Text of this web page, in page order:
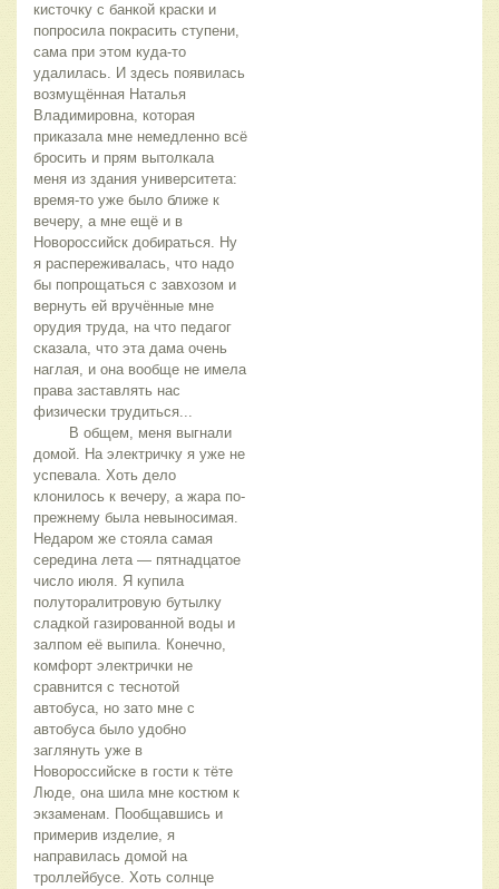
кисточку с банкой краски и
попросила покрасить ступени,
сама при этом куда-то
удалилась. И здесь появилась
возмущённая Наталья
Владимировна, которая
приказала мне немедленно всё
бросить и прям вытолкала
меня из здания университета:
время-то уже было ближе к
вечеру, а мне ещё и в
Новороссийск добираться. Ну
я распереживалась, что надо
бы попрощаться с завхозом и
вернуть ей вручённые мне
орудия труда, на что педагог
сказала, что эта дама очень
наглая, и она вообще не имела
права заставлять нас
физически трудиться...
домой. На электричку я уже не
успевала. Хоть дело
клонилось к вечеру, а жара по-
прежнему была невыносимая.
Недаром же стояла самая
середина лета — пятнадцатое
число июля. Я купила
полуторалитровую бутылку
сладкой газированной воды и
залпом её выпила. Конечно,
комфорт электрички не
сравнится с теснотой
автобуса, но зато мне с
автобуса было удобно
заглянуть уже в
Новороссийске в гости к тёте
Люде, она шила мне костюм к
экзаменам. Пообщавшись и
примерив изделие, я
направилась домой на
троллейбусе. Хоть солнце